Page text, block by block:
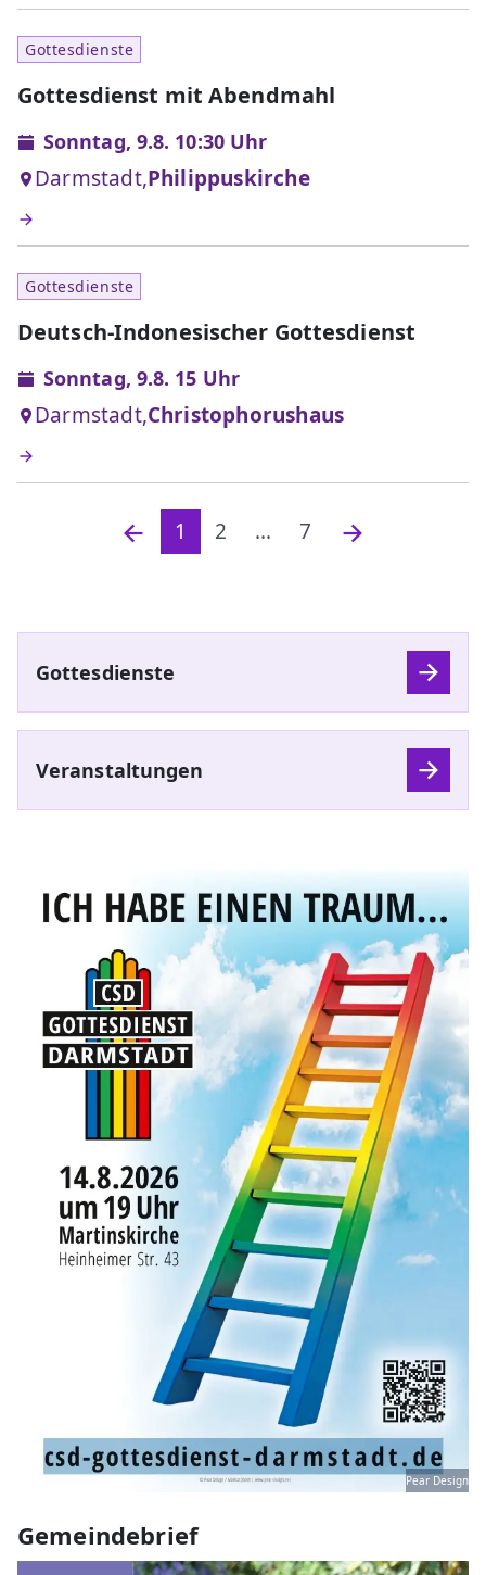
Gottesdienste
Gottesdienst mit Abendmahl
Sonntag, 9.8. 10:30 Uhr
Darmstadt,Philippuskirche
Gottesdienste
Deutsch-Indonesischer Gottesdienst
Sonntag, 9.8. 15 Uhr
Darmstadt,Christophorushaus
1 2 ... 7
Gottesdienste
Veranstaltungen
Pear Design
Gemeindebrief